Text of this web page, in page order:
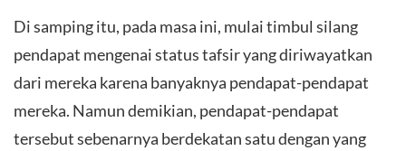
Di samping itu, pada masa ini, mulai timbul silang
pendapat mengenai status tafsir yang diriwayatkan
dari mereka karena banyaknya pendapat-pendapat
mereka. Namun demikian, pendapat-pendapat
tersebut sebenarnya berdekatan satu dengan yang